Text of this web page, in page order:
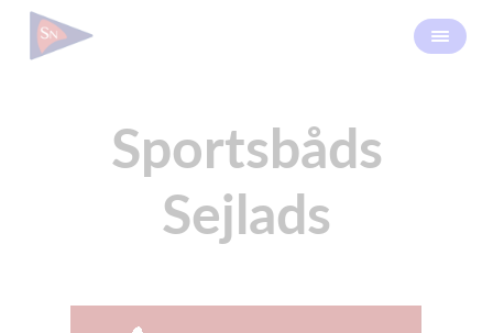
Sportsbåds
Sejlads